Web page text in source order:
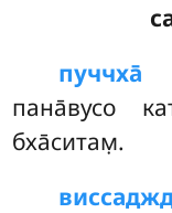
пана̄вусо
бха̄ситам̣.